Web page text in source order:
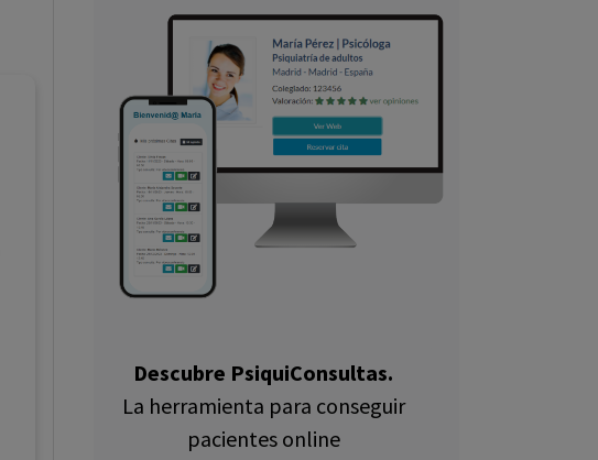
Descubre PsiquiConsultas.
La herramienta para conseguir
pacientes online